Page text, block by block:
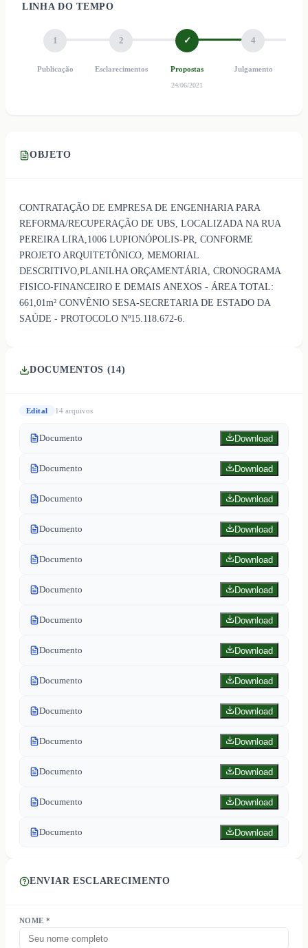
LINHA DO TEMPO
1
Publicação
2
Esclarecimentos
✓
Propostas
24/06/2021
4
Julgamento
OBJETO
CONTRATAÇÃO DE EMPRESA DE ENGENHARIA PARA
REFORMA/RECUPERAÇÃO DE UBS, LOCALIZADA NA RUA
PEREIRA LIRA,1006 LUPIONÓPOLIS-PR, CONFORME
PROJETO ARQUITETÔNICO, MEMORIAL
DESCRITIVO,PLANILHA ORÇAMENTÁRIA, CRONOGRAMA
FISICO-FINANCEIRO E DEMAIS ANEXOS - ÁREA TOTAL:
661,01m² CONVÊNIO SESA-SECRETARIA DE ESTADO DA
SAÚDE - PROTOCOLO Nº15.118.672-6.
DOCUMENTOS (14)
Edital 14arquivos
Documento Download
Documento Download
Documento Download
Documento Download
Documento Download
Documento Download
Documento Download
Documento Download
Documento Download
Documento Download
Documento Download
Documento Download
Documento Download
Documento Download
ENVIAR ESCLARECIMENTO
NOME *